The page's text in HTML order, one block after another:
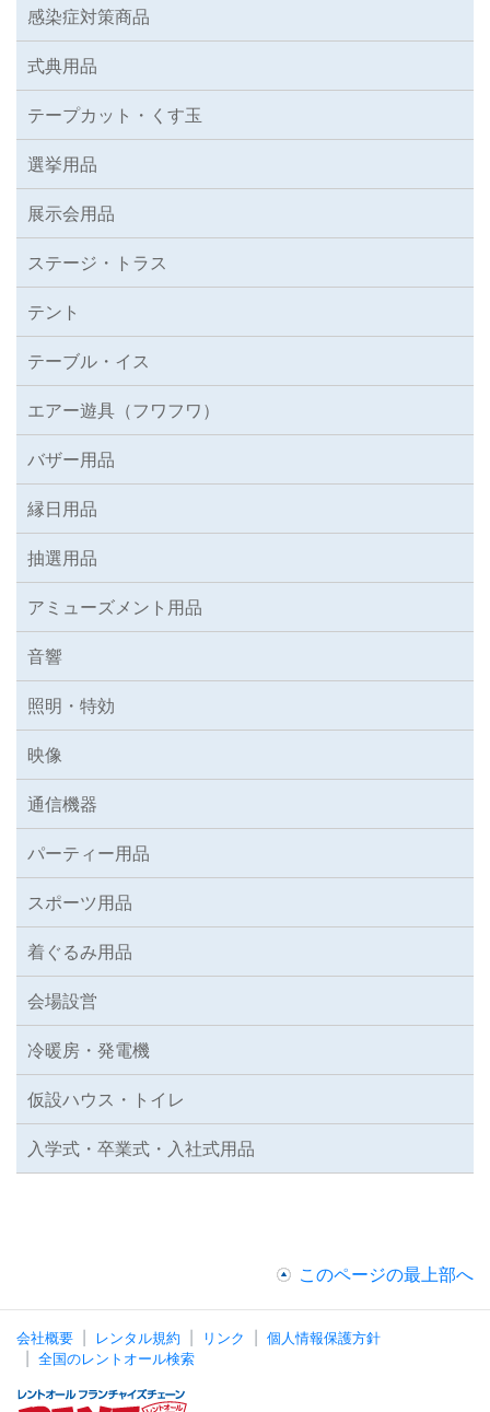
感染症対策商品
式典用品
テープカット・くす玉
選挙用品
展示会用品
ステージ・トラス
テント
テーブル・イス
エアー遊具（フワフワ）
バザー用品
縁日用品
抽選用品
アミューズメント用品
音響
照明・特効
映像
通信機器
パーティー用品
スポーツ用品
着ぐるみ用品
会場設営
冷暖房・発電機
仮設ハウス・トイレ
入学式・卒業式・入社式用品
このページの最上部へ
会社概要 レンタル規約 リンク
個人情報保護方針
全国のレントオール検索